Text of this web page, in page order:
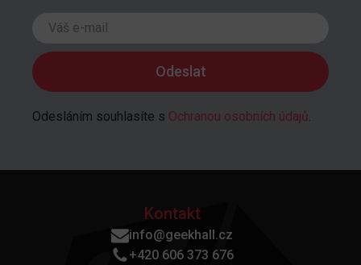
Odesláním souhlasíte s Ochranou osobních údajů.
Kontakt
info@geekhall.cz
+420 606 373 676